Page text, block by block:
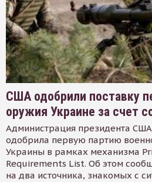
США одобрили поставку
оружия Украине за счет
Администрация президента
одобрила первую партию
Украины в рамках механизма
Requirements List. Об этом
на два источника, знакомых с